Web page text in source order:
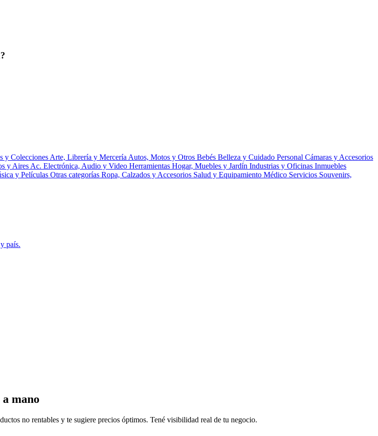
y Colecciones Arte, Librería y Mercería Autos, Motos y Otros Bebés Belleza y Cuidado Personal Cámaras y Accesorios
y Aires Ac. Electrónica, Audio y Video Herramientas Hogar, Muebles y Jardín Industrias y Oficinas Inmuebles
y Películas Otras categorías Ropa, Calzados y Accesorios Salud y Equipamiento Médico Servicios Souvenirs,
país.
mano
no rentables y te sugiere precios óptimos. Tené visibilidad real de tu negocio.